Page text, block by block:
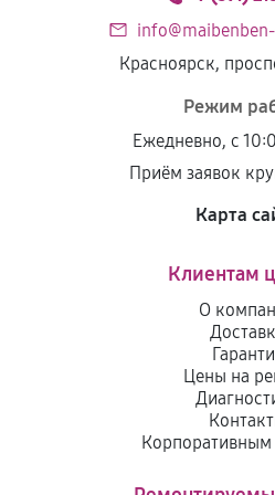
Ремонт цепи питания
2880 от
Замена разъёмов (HDMI, DVI,
690 от
Замена HDD (замена
Замена USB порта ноутбука
от
Замена звуковой карты
от
Замена кулера ноутбука
Красноярск,
Режим
Ежедневно, с
Приём заявок
Карта
Клиентам
О
Цены на
Корпоративным